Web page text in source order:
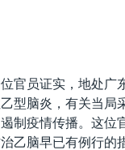
官员证实，地处广
型脑炎，有关当局
制疫情传播。这位
乙脑早已有例行的